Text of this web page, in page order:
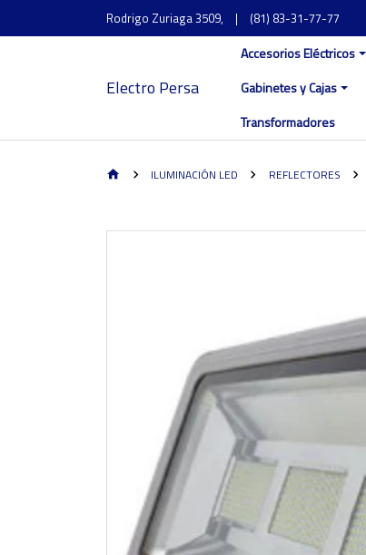
Rodrigo Zuriaga 3509, | (81) 83-31-77-77
Electro Persa
Accesorios Eléctricos
Gabinetes y Cajas
Transformadores
ILUMINACIÓN LED REFLECTORES